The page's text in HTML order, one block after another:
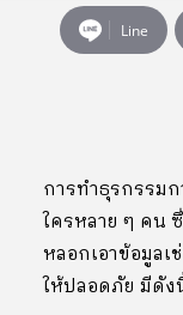
Line
การทำธุรกรรม
ใครหลาย ๆ คน
หลอกเอาข้อมูล
ให้ปลอดภัย มีดัง